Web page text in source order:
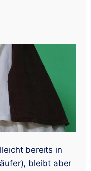
bereits in
bleibt aber